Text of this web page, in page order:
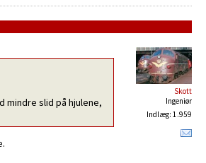
Skott
Ingeniør
Indlæg: 1.959
slid på hjulene,